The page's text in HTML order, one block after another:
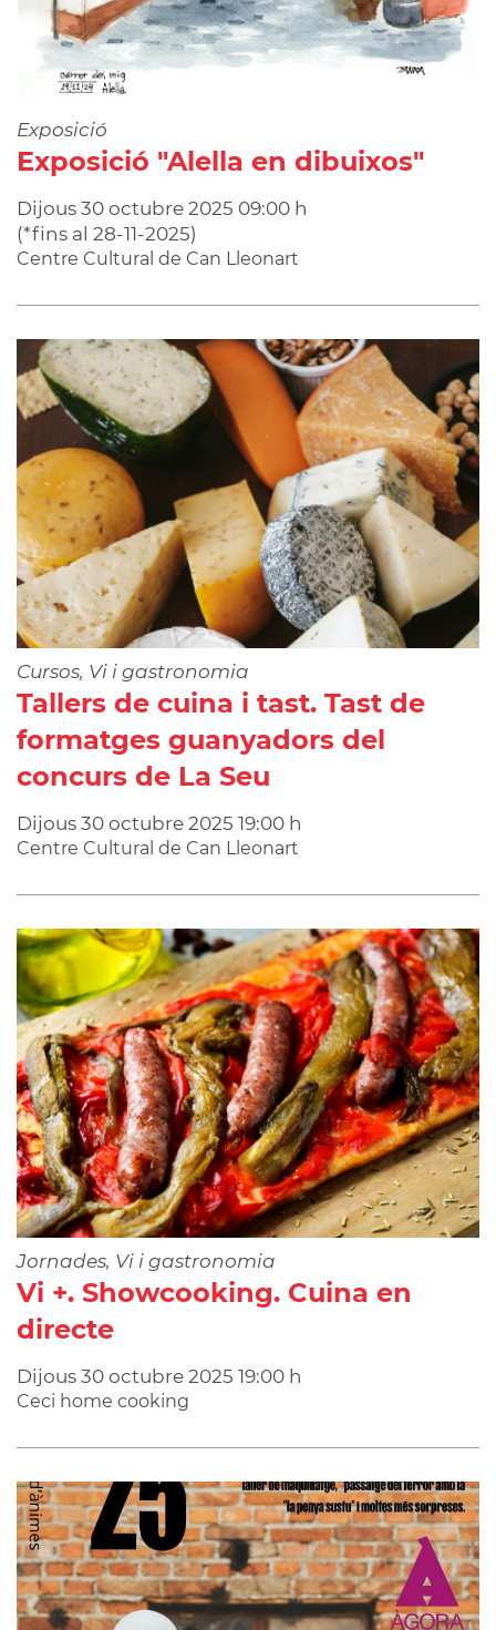
Exposició
Exposició "Alella en dibuixos"
Dijous 30 octubre 2025 09:00 h
(*fins al 28-11-2025)
Centre Cultural de Can Lleonart
Cursos, Vi i gastronomia
Tallers de cuina i tast. Tast de
formatges guanyadors del
concurs de La Seu
Dijous 30 octubre 2025 19:00 h
Centre Cultural de Can Lleonart
Jornades, Vi i gastronomia
Vi +. Showcooking. Cuina en
directe
Dijous 30 octubre 2025 19:00 h
Ceci home cooking